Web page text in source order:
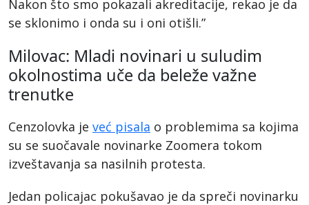
Nakon što smo pokazali akreditacije, rekao je da
se sklonimo i onda su i oni otišli.”
Milovac: Mladi novinari u suludim
okolnostima uče da beleže važne
trenutke
Cenzolovka je već pisala o problemima sa kojima
su se suočavale novinarke Zoomera tokom
izveštavanja sa nasilnih protesta.
Jedan policajac pokušavao je da spreči novinarku